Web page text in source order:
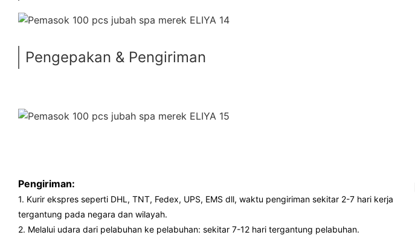
Pengepakan & Pengiriman
Pengiriman:
1. Kurir ekspres seperti DHL, TNT, Fedex, UPS, EMS dll, waktu pengiriman sekitar 2-7 hari kerja
tergantung pada negara dan wilayah.
2. Melalui udara dari pelabuhan ke pelabuhan: sekitar 7-12 hari tergantung pelabuhan.